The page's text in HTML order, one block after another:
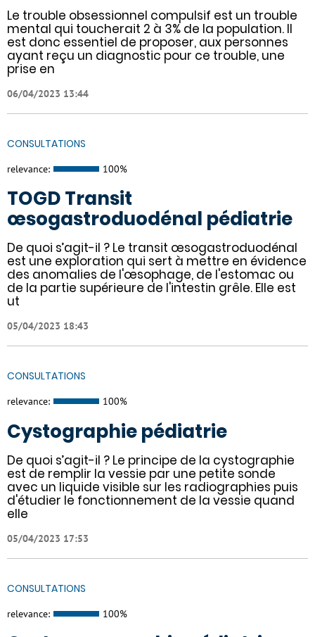
Le trouble obsessionnel compulsif est un trouble
mental qui toucherait 2 à 3% de la population. Il
est donc essentiel de proposer, aux personnes
ayant reçu un diagnostic pour ce trouble, une
prise en
06/04/2023 13:44
CONSULTATIONS
relevance: 100%
TOGD Transit
œsogastroduodénal pédiatrie
De quoi s’agit-il ? Le transit œsogastroduodénal
est une exploration qui sert à mettre en évidence
des anomalies de l'œsophage, de l'estomac ou
de la partie supérieure de l'intestin grêle. Elle est
ut
05/04/2023 18:43
CONSULTATIONS
relevance: 100%
Cystographie pédiatrie
De quoi s’agit-il ? Le principe de la cystographie
est de remplir la vessie par une petite sonde
avec un liquide visible sur les radiographies puis
d'étudier le fonctionnement de la vessie quand
elle
05/04/2023 17:53
CONSULTATIONS
relevance: 100%